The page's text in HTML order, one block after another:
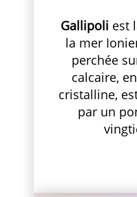
Gallipoli est
la mer
perchée
calcaire,
cristalline,
par un